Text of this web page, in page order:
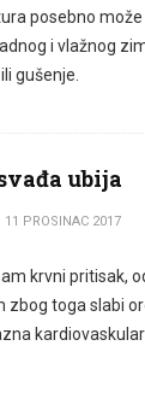
posebno
i vlažnog
gušenje.
ubija
11 PROSINAC 2017
krvni pritisak,
zbog toga slabi